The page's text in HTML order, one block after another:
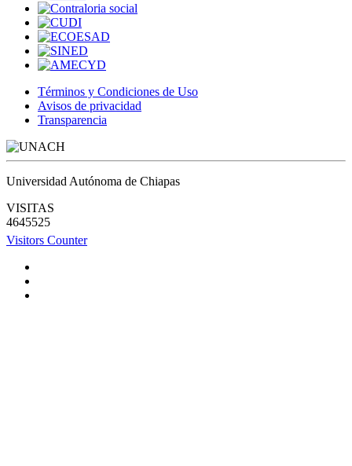
Términos y Condiciones de Uso
Avisos de privacidad
Transparencia
Universidad Autónoma de Chiapas
VISITAS
4645525
Visitors Counter